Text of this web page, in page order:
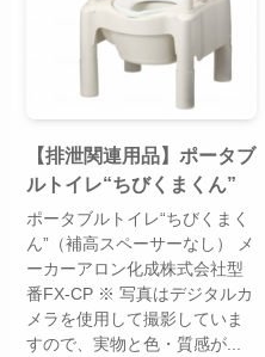
【排泄関連用品】ポータブ
ルトイレ“ちびくまくん”
ポータブルトイレ“ちびくまく
ん”（補高スペーサーなし） メ
ーカーアロン化成株式会社型
番FX-CP ※ 写真はデジタルカ
メラを使用して撮影していま
すので、実物と色・質感が...